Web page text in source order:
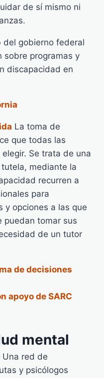
de sí mismo ni
gobierno federal
sobre programas y
discapacidad en
La toma de
que todas las
Se trata de una
mediante la
recurren a
para
y opciones a las que
puedan tomar sus
de un tutor
de decisiones
apoyo de SARC
mental
red de
y psicólogos